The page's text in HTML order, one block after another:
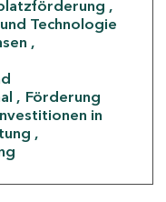
Technologie
Förderung
in